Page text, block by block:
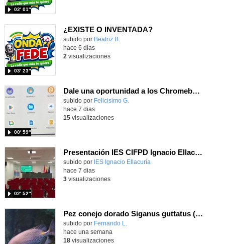
02′ 01″
¿EXISTE O INVENTADA?
Contenido educativo.
subido por Beatriz B.
03′ 23″
hace 6 dias
2 visualizaciones
Dale una oportunidad a los Chromebooks y utiliza un proyector para realizar talleres si no tienes pantallas táctiles
Contenido educativo.
subido por Felicisimo G.
00′ 59″
hace 7 dias
15visualizaciones
Presentación IES CIFPD Ignacio Ellacuría
Contenido educativo.
subido por IES Ignacio Ellacuria
02′ 52″
hace 7 dias
3visualizaciones
Pez conejo dorado Siganus guttatus (Bloch, 1786)
Contenido educativo.
subido por Fernando L.
hace una semana
18visualizaciones